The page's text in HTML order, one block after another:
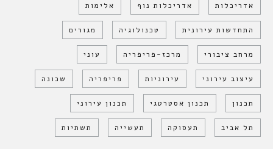
אדריכלות אדריכלות נוף אלימות
התחדשות עירונית טכנולוגיה מגורים
מרחב ציבורי מרכז-פריפריה עוני
עיצוב עירוני עירוניות פריפריה שכונה
תכנון תכנון אסטרטגי תכנון עירוני
תל אביב תעסוקה תעשייה תשתיות